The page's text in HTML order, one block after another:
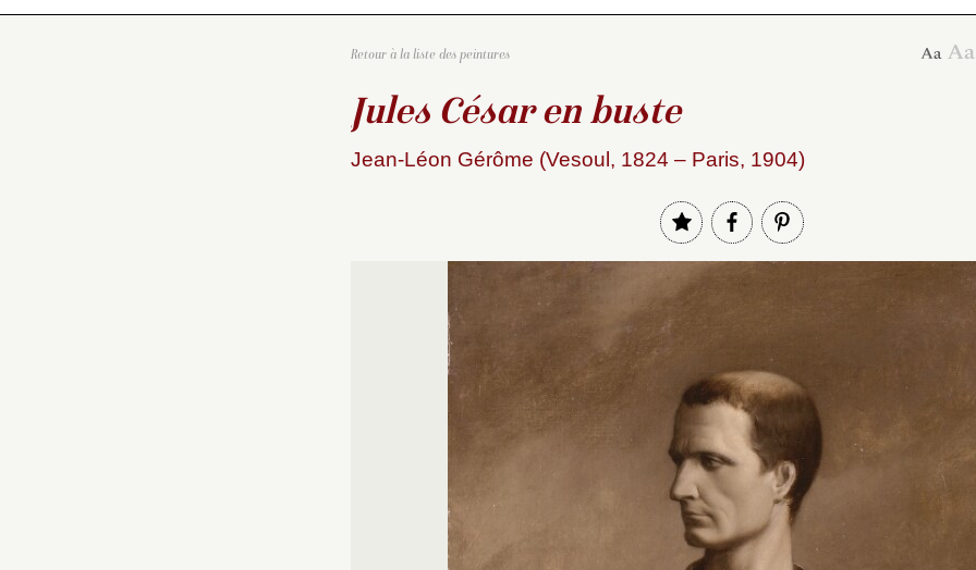
Retour à la liste des peintures
Jules César en buste
Jean-Léon Gérôme (Vesoul, 1824 – Paris, 1904)